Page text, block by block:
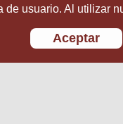
usuario. Al utilizar
Aceptar